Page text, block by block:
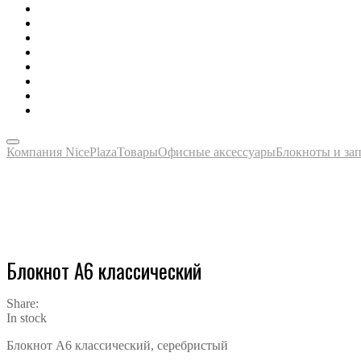
Компания NicePlazaТоварыОфисные аксессуарыБлокноты и
Блокнот А6 классический
Share:
In stock
Блокнот А6 классический, серебристый